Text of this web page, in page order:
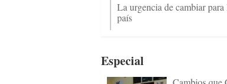
La urgencia de cambiar para
país
Especial